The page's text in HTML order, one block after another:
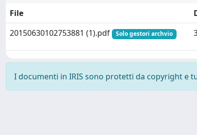
File
20150630102753881 (1).pdf
Solo gestori archvio
I documenti in IRIS sono protetti da copyright e